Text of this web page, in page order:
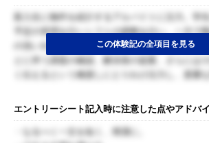
新入生に物件を紹介するアルバイトに注力。学
予定の管理を行いシフトの調整を行い、一方で
の洗い出し等も行った。特に今年度から大きく
とに伴う課題の確認、解決策の提案、さらには
く伝えるという橋渡しにとりわけ注力し、貴重
この体験記の全項目を見る
エントリーシート記入時に注意した点やアドバ
・なるべく一文を短く、簡潔に。